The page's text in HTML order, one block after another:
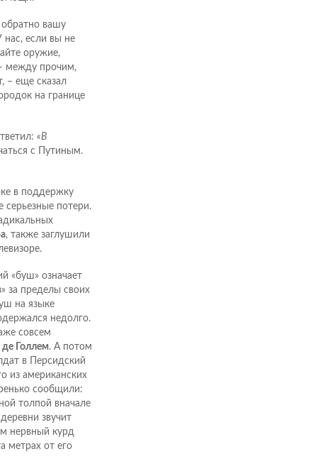
обратно вашу
нас, если вы не
оружие,
между прочим,
– еще сказал
на границе
«В
с Путиным.
в поддержку
серьезные потери.
, также заглушили
«буш» означает
за пределы своих
на языке
недолго.
совсем
де Голлем. А потом
в Персидский
из американских
сообщили:
толпой вначале
звучит
нервный курд
метрах от его